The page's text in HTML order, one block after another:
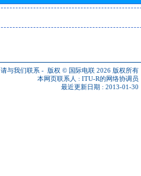
请与我们联系 - 版权 © 国际电联 2026 版权所有
本网页联系人 : ITU-R的网络协调员
最近更新日期 : 2013-01-30